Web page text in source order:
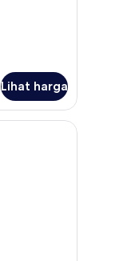
Lihat harga